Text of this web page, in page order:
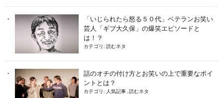
「いじられたら怒る５０代」ベテランお笑い
芸人「ギブ大久保」の爆笑エピソードと
は！？
カテゴリ: 読むネタ
話のオチの付け方とお笑いの上で重要なポイ
ントとは？
カテゴリ: 人気記事 読むネタ